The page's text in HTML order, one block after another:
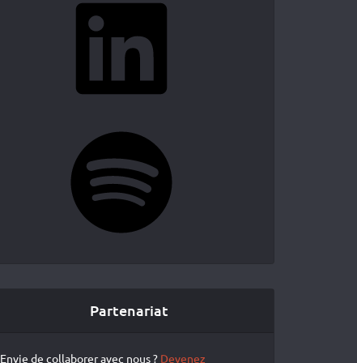
Partenariat
Envie de collaborer avec nous ? Devenez